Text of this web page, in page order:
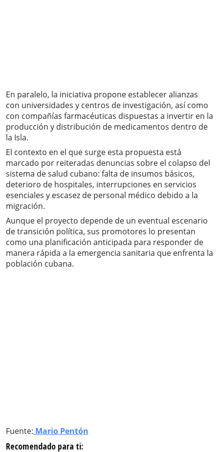
En paralelo, la iniciativa propone establecer alianzas
con universidades y centros de investigación, así como
con compañías farmacéuticas dispuestas a invertir en la
producción y distribución de medicamentos dentro de
la Isla.
El contexto en el que surge esta propuesta está
marcado por reiteradas denuncias sobre el colapso del
sistema de salud cubano: falta de insumos básicos,
deterioro de hospitales, interrupciones en servicios
esenciales y escasez de personal médico debido a la
migración.
Aunque el proyecto depende de un eventual escenario
de transición política, sus promotores lo presentan
como una planificación anticipada para responder de
manera rápida a la emergencia sanitaria que enfrenta la
población cubana.
Fuente: Mario Pentón
Recomendado para ti: